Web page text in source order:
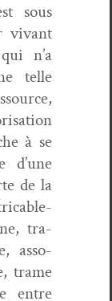
sous
vivant
n’a
telle
à se
de la
tra­
asso­
trame
entre